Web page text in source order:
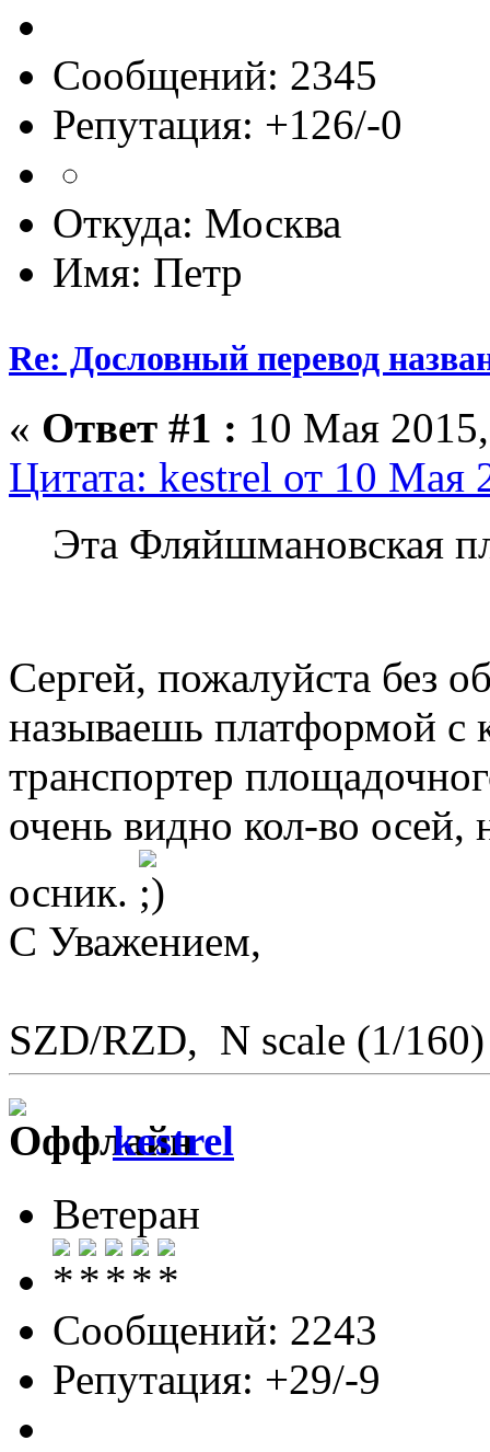
Сообщений: 2345
Репутация: +126/-0
Откуда: Москва
Имя: Петр
Re: Дословный перевод
« Ответ #1 : 10 Мая
Цитата: kestrel от 10 Мая
Эта Фляйшмановская
Сергей, пожалуйста без
называешь платформой с
транспортер
очень видно кол-во осей,
осник.
С Уважением,
SZD/RZD, N scale (1/
kestrel
Ветеран
Сообщений: 2243
Репутация: +29/-9